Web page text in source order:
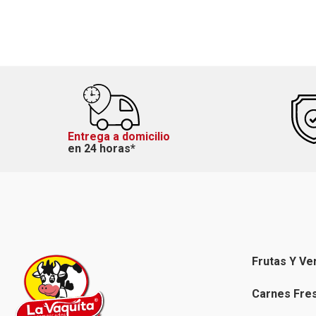
Entrega a domicilio
en 24 horas*
Frutas Y
Carnes